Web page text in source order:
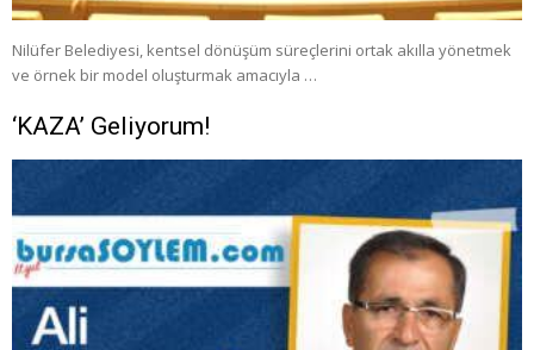
Nilüfer Belediyesi, kentsel dönüşüm süreçlerini ortak akılla yönetmek
ve örnek bir model oluşturmak amacıyla …
‘KAZA’ Geliyorum!